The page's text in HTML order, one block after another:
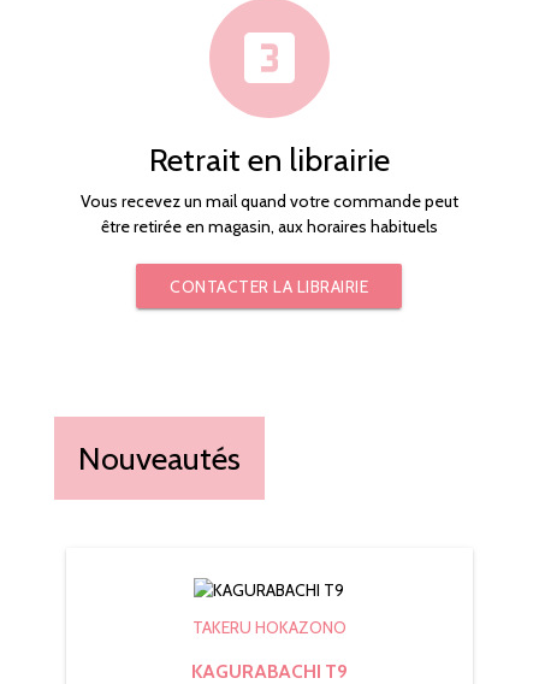
looks_3
Retrait en librairie
Vous recevez un mail quand votre commande peut
être retirée en magasin, aux horaires habituels
CONTACTER LA LIBRAIRIE
Nouveautés
TAKERU HOKAZONO
KAGURABACHI T9